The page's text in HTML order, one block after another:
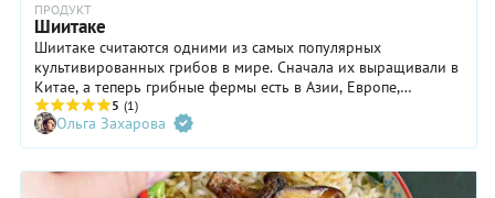
ПРОДУКТ
Шиитаке
Шиитаке считаются одними из самых популярных
культивированных грибов в мире. Сначала их выращивали в
Китае, а теперь грибные фермы есть в Азии, Европе,
Австралии и Северной Америке. Чем же они так
замечательны? Из всех культурных грибов шиитаке, пожалуй,
ближе всего по вкусу и аромату к своим диким предкам. И
чем шляпка гриба больше, тем она вкуснее и тем плотнее у
нее мякоть.
5 (1)
Ольга Захарова